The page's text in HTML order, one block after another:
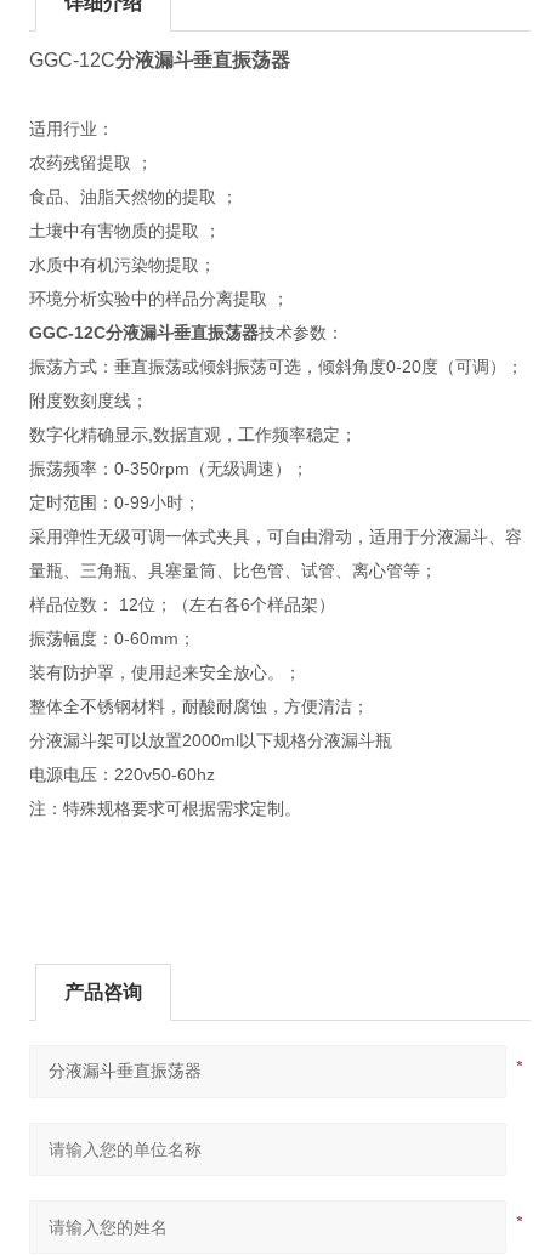
GGC-12C分液漏斗垂直振荡器
适用行业：
农药残留提取 ；
食品、油脂天然物的提取 ；
土壤中有害物质的提取 ；
水质中有机污染物提取；
环境分析实验中的样品分离提取 ；
GGC-12C分液漏斗垂直振荡器技术参数：
振荡方式：垂直振荡或倾斜振荡可选，倾斜角度0-20度（可调）；
附度数刻度线；
数字化精确显示,数据直观，工作频率稳定；
振荡频率：0-350rpm（无级调速）；
定时范围：0-99小时；
采用弹性无级可调一体式夹具，可自由滑动，适用于分液漏斗、容
量瓶、三角瓶、具塞量筒、比色管、试管、离心管等；
样品位数： 12位；（左右各6个样品架）
振荡幅度：0-60mm；
装有防护罩，使用起来安全放心。；
整体全不锈钢材料，耐酸耐腐蚀，方便清洁；
分液漏斗架可以放置2000ml以下规格分液漏斗瓶
电源电压：220v50-60hz
注：特殊规格要求可根据需求定制。
产品咨询